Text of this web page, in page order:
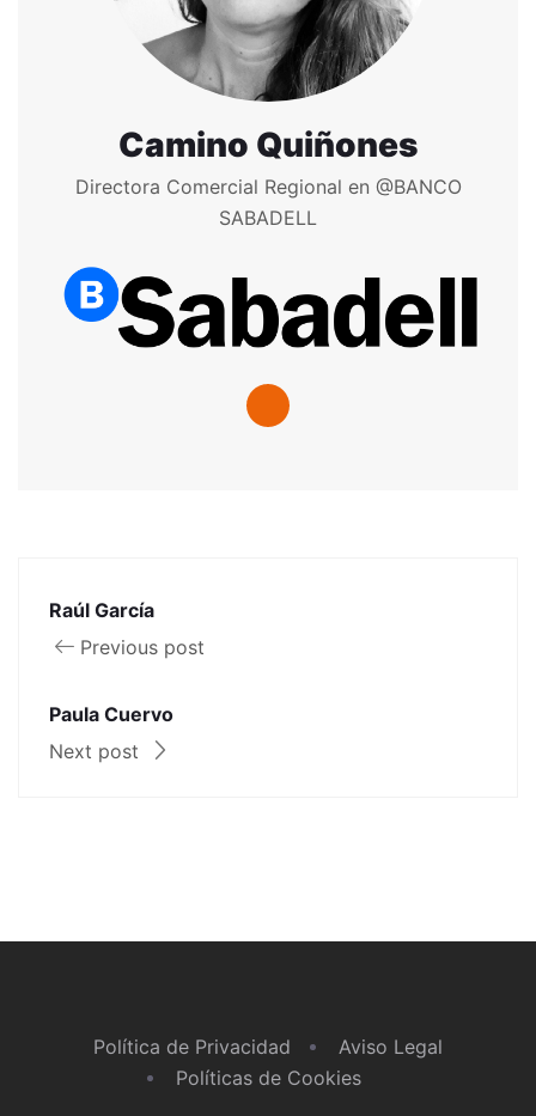
Camino Quiñones
Directora Comercial Regional en @BANCO
SABADELL
Raúl García
Previous post
Paula Cuervo
Next post
Política de Privacidad
Aviso Legal
Políticas de Cookies